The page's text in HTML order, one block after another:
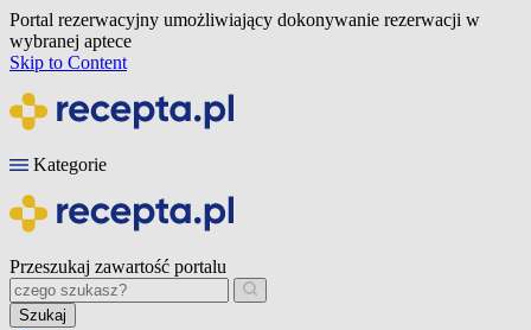
Portal rezerwacyjny umożliwiający dokonywanie rezerwacji w
wybranej aptece
Skip to Content
Kategorie
Przeszukaj zawartość portalu
Szukaj